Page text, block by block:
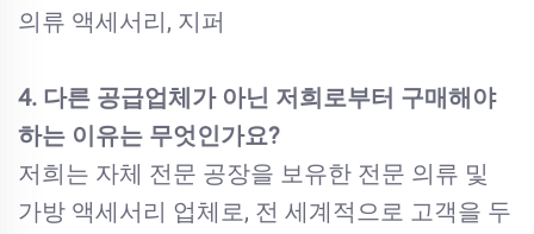
의류 액세서리, 지퍼
4. 다른 공급업체가 아닌 저희로부터 구매해야
하는 이유는 무엇인가요?
저희는 자체 전문 공장을 보유한 전문 의류 및
가방 액세서리 업체로, 전 세계적으로 고객을 두